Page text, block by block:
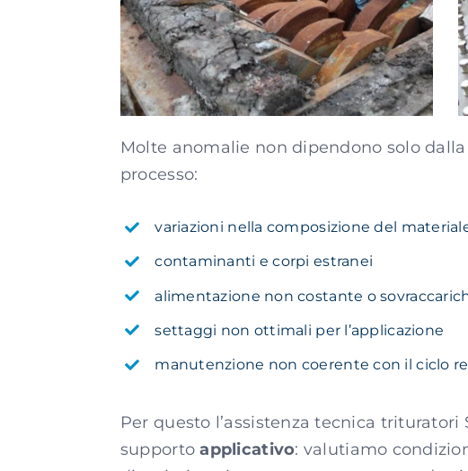
Molte anomalie non dipendono solo
processo:
variazioni nella composizione del
contaminanti e corpi estranei
alimentazione non costante o
settaggi non ottimali per l’applicazione
manutenzione non coerente con il ciclo
Per questo l’assistenza tecnica
supportoapplicativo: valutiamo